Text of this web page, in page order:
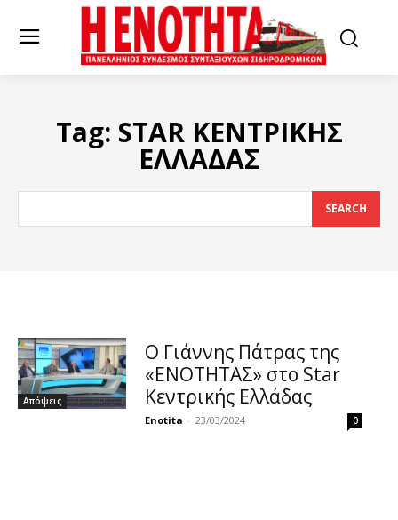
Tag: STAR ΚΕΝΤΡΙΚΗΣ
ΕΛΛΑΔΑΣ
SEARCH
Απόψεις
Ο Γιάννης Πάτρας της
«ΕΝΟΤΗΤΑΣ» στο Star
Κεντρικής Ελλάδας
Enotita - 23/03/2024 0